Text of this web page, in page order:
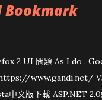
Bookmark
2 UI 問題 As I do .
www.gandi.net/
中文版下載 ASP.NET